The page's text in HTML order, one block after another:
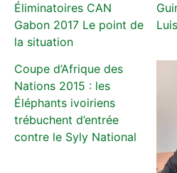
Éliminatoires CAN
Gabon 2017 Le point de
la situation
Coupe d’Afrique des
Nations 2015 : les
Éléphants ivoiriens
trébuchent d’entrée
contre le Syly National